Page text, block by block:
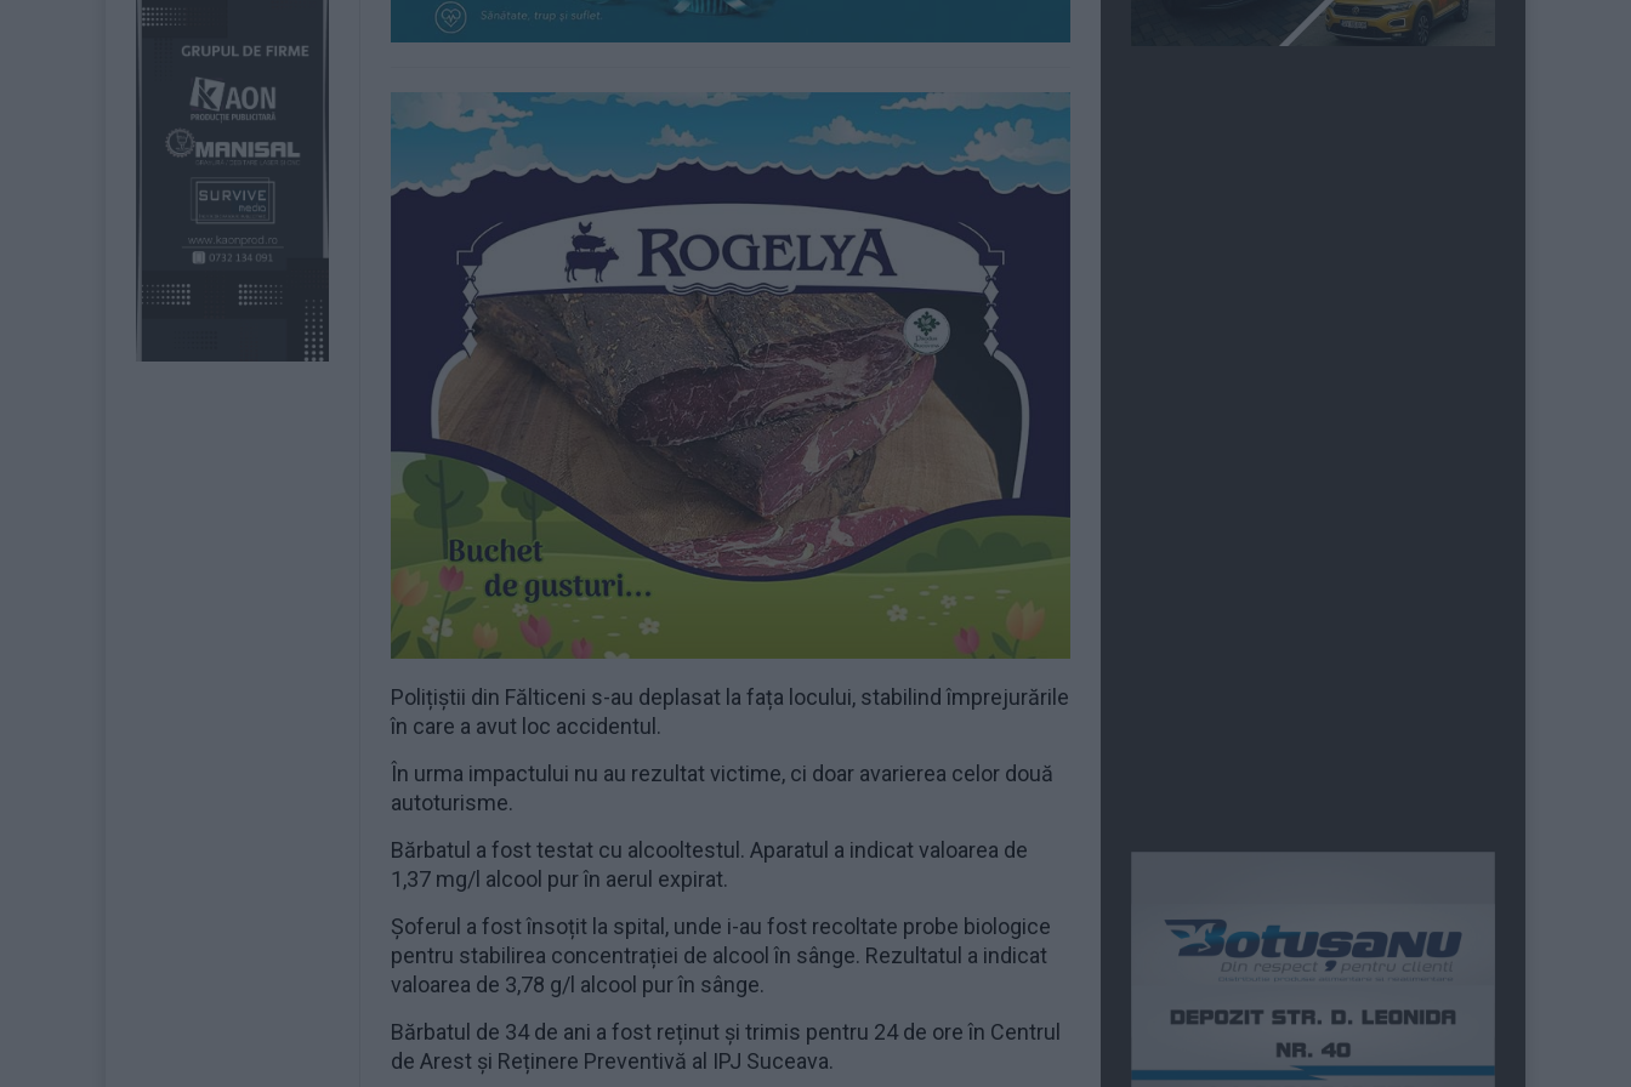
Polițiștii din Fălticeni s-au deplasat la fața locului, stabilind împrejurările
în care a avut loc accidentul.
În urma impactului nu au rezultat victime, ci doar avarierea celor două
autoturisme.
Bărbatul a fost testat cu alcooltestul. Aparatul a indicat valoarea de
1,37 mg/l alcool pur în aerul expirat.
Șoferul a fost însoțit la spital, unde i-au fost recoltate probe biologice
pentru stabilirea concentrației de alcool în sânge. Rezultatul a indicat
valoarea de 3,78 g/l alcool pur în sânge.
Bărbatul de 34 de ani a fost reținut și trimis pentru 24 de ore în Centrul
de Arest și Reținere Preventivă al IPJ Suceava.